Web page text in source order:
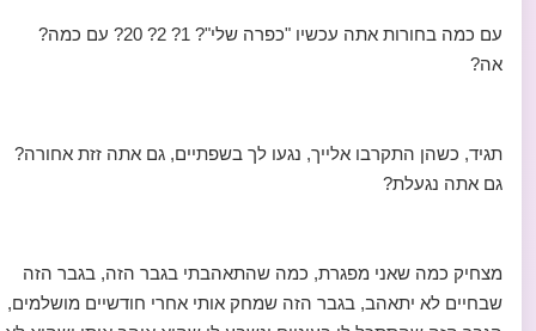
עם כמה בחורות אתה עכשיו "כפרה שלי"? 1? 2? 20? עם כמה?
אה?
תגיד, כשהן התקרבו אלייך, נגעו לך בשפתיים, גם אתה זזת אחורה?
גם אתה נגעלת?
מצחיק כמה שאני מפגרת, כמה שהתאהבתי בגבר הזה, בגבר הזה
שבחיים לא יתאהב, בגבר הזה שמחק אותי אחרי חודשיים מושלמים,